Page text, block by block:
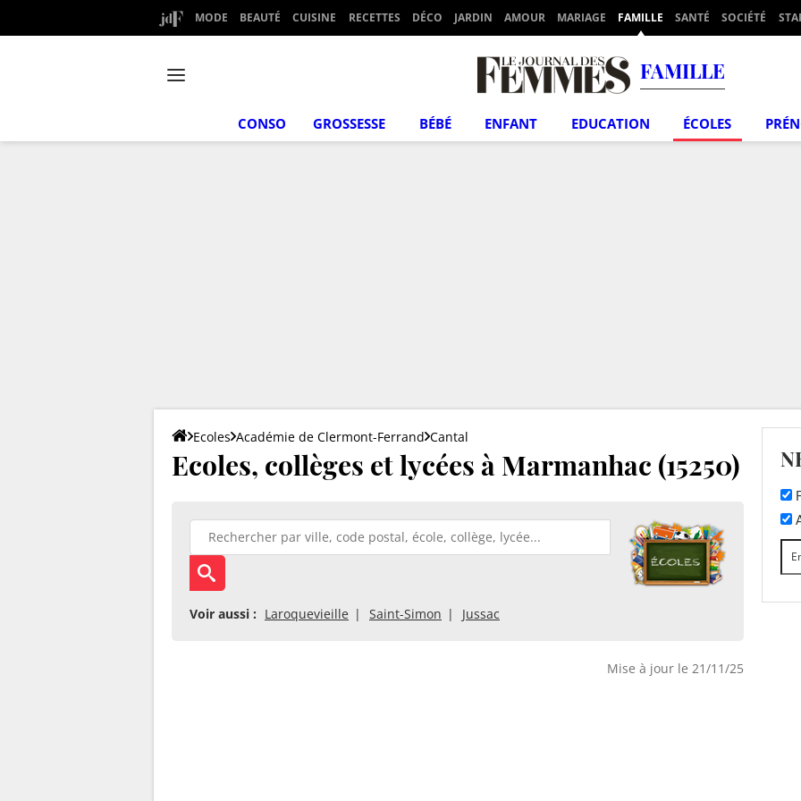
MODE BEAUTÉ CUISINE RECETTES DÉCO JARDIN AMOUR MARIAGE FAMILLE SANTÉ SOCIÉTÉ
FAMILLE
CONSO GROSSESSE BÉBÉ ENFANT EDUCATION ÉCOLES
Ecoles Académie de Clermont-Ferrand Cantal
Ecoles, collèges et lycées à Marmanhac (15250)
Voir aussi : Laroquevieille Saint-Simon Jussac
Mise à jour le 21/11/25